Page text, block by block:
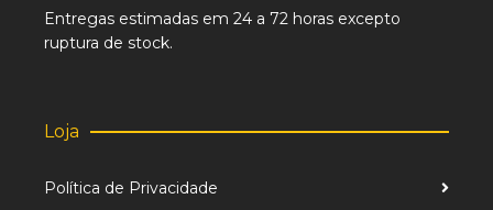
Entregas estimadas em 24 a 72 horas excepto
ruptura de stock.
Loja
Política de Privacidade